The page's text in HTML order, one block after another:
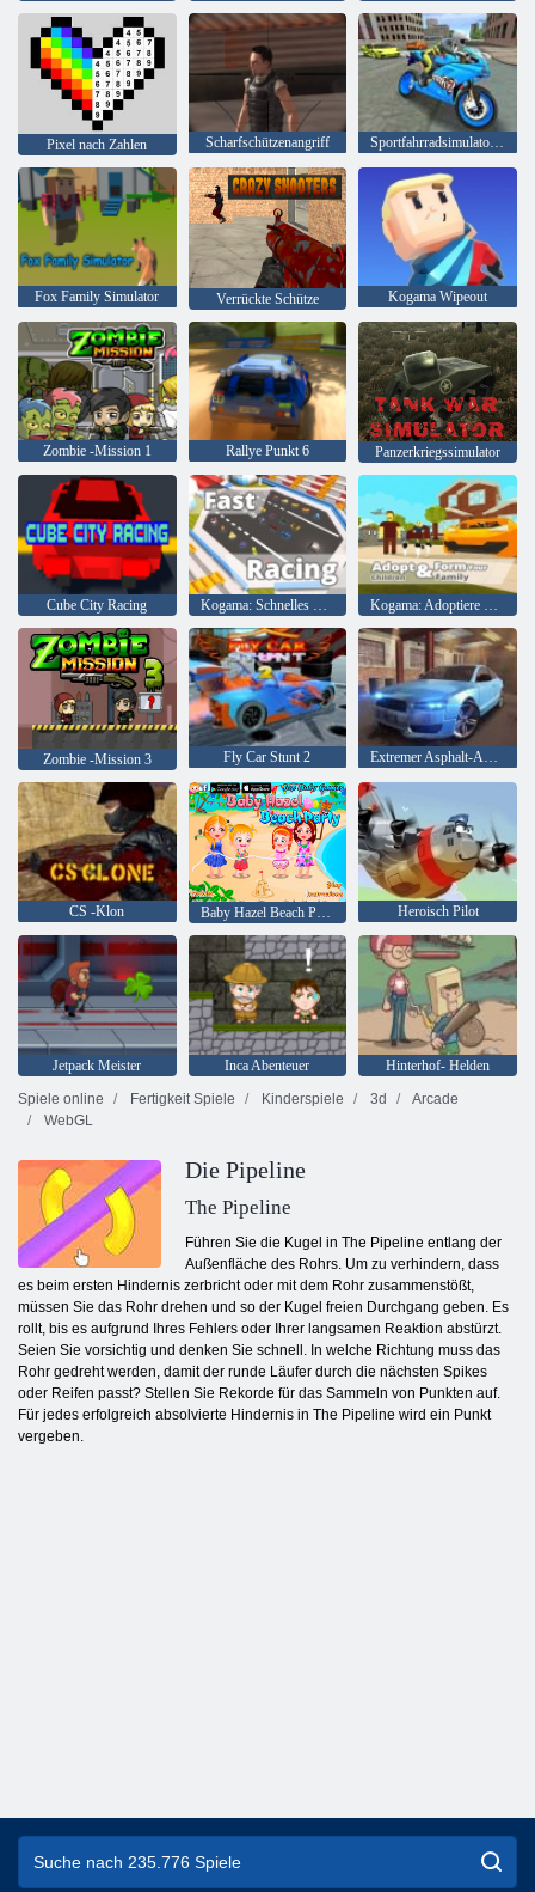
Pixel nach Zahlen Scharfschützenangriff Sportfahrradsimulator Drift 3d
Fox Family Simulator Verrückte Schütze Kogama Wipeout
Zombie -Mission 1 Rallye Punkt 6 Panzerkriegssimulator
Cube City Racing Kogama: Schnelles Rennen Kogama: Adoptiere Kinder und bilde deine Familie
Zombie -Mission 3 Fly Car Stunt 2 Extremer Asphalt-Autorennen
CS -Klon Baby Hazel Beach Party Heroisch Pilot
Jetpack Meister Inca Abenteuer
Hinterhof- Helden
Spiele online
Fertigkeit Spiele Kinderspiele 3d
Arcade
WebGL
Die Pipeline
The Pipeline
Führen Sie die Kugel in The Pipeline entlang der
Außenfläche des Rohrs. Um zu verhindern, dass
es beim ersten Hindernis zerbricht oder mit dem Rohr zusammenstößt,
müssen Sie das Rohr drehen und so der Kugel freien Durchgang geben. Es
rollt, bis es aufgrund Ihres Fehlers oder Ihrer langsamen Reaktion abstürzt.
Seien Sie vorsichtig und denken Sie schnell. In welche Richtung muss das
Rohr gedreht werden, damit der runde Läufer durch die nächsten Spikes
oder Reifen passt? Stellen Sie Rekorde für das Sammeln von Punkten auf.
Für jedes erfolgreich absolvierte Hindernis in The Pipeline wird ein Punkt
vergeben.